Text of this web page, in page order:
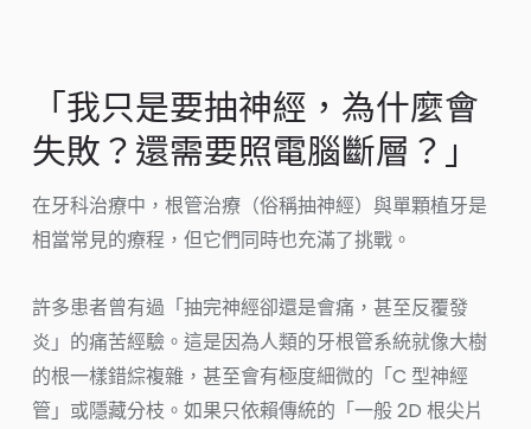
「我只是要抽神經，為什麼會
失敗？還需要照電腦斷層？」
在牙科治療中，根管治療（俗稱抽神經）與單顆植牙是
相當常見的療程，但它們同時也充滿了挑戰。
許多患者曾有過「抽完神經卻還是會痛，甚至反覆發
炎」的痛苦經驗。這是因為人類的牙根管系統就像大樹
的根一樣錯綜複雜，甚至會有極度細微的「C 型神經
管」或隱藏分枝。如果只依賴傳統的「一般 2D 根尖片